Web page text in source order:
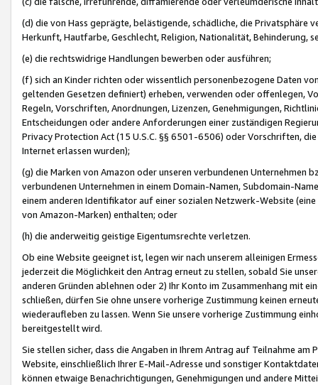
(d) die von Hass geprägte, belästigende, schädliche, die Privatsphäre
Herkunft, Hautfarbe, Geschlecht, Religion, Nationalität, Behinderung,
(e) die rechtswidrige Handlungen bewerben oder ausführen;
(f) sich an Kinder richten oder wissentlich personenbezogene Daten
geltenden Gesetzen definiert) erheben, verwenden oder offenlegen,
Regeln, Vorschriften, Anordnungen, Lizenzen, Genehmigungen,
Entscheidungen oder andere Anforderungen einer zuständigen
Privacy Protection Act (15 U.S.C. §§ 6501-6506) oder Vorschriften,
Internet erlassen wurden);
(g) die Marken von Amazon oder unseren verbundenen Unternehmen
verbundenen Unternehmen in einem Domain-Namen, Subdomain-
einem anderen Identifikator auf einer sozialen Netzwerk-Website
von Amazon-Marken) enthalten; oder
(h) die anderweitig geistige Eigentumsrechte verletzen.
Ob eine Website geeignet ist, legen wir nach unserem alleinigen
jederzeit die Möglichkeit den Antrag erneut zu stellen, sobald Sie
anderen Gründen ablehnen oder 2) Ihr Konto im Zusammenhang mit
schließen, dürfen Sie ohne unsere vorherige Zustimmung keinen
wiederaufleben zu lassen. Wenn Sie unsere vorherige Zustimmung
bereitgestellt wird.
Sie stellen sicher, dass die Angaben in Ihrem Antrag auf Teilnahme
Website, einschließlich Ihrer E-Mail-Adresse und sonstiger
können etwaige Benachrichtigungen, Genehmigungen und andere